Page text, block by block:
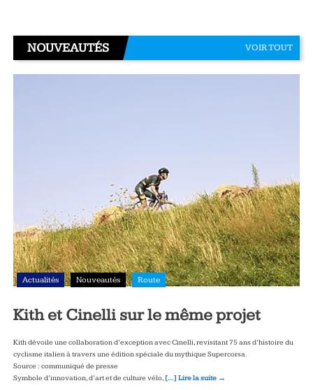
NOUVEAUTÉS VOIR TOUT
Actualités Nouveautés Route
Kith et Cinelli sur le même projet
Kith dévoile une collaboration d’exception avec Cinelli, revisitant 75 ans d’histoire du
cyclisme italien à travers une édition spéciale du mythique Supercorsa.
Source : communiqué de presse
Symbole d’innovation, d’art et de culture vélo, […] Lire la suite →